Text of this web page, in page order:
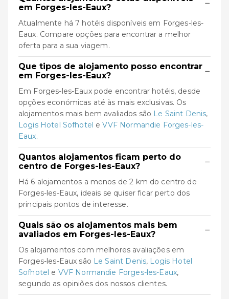
em Forges-les-Eaux?
−
Atualmente há 7 hotéis disponíveis em Forges-les-
Eaux. Compare opções para encontrar a melhor
oferta para a sua viagem.
Que tipos de alojamento posso encontrar
em Forges-les-Eaux?
−
Em Forges-les-Eaux pode encontrar hotéis, desde
opções económicas até às mais exclusivas. Os
alojamentos mais bem avaliados são Le Saint Denis,
Logis Hotel Sofhotel eVVF Normandie Forges-les-
Eaux.
Quantos alojamentos ficam perto do
centro de Forges-les-Eaux?
−
Há 6 alojamentos a menos de 2 km do centro de
Forges-les-Eaux, ideais se quiser ficar perto dos
principais pontos de interesse.
Quais são os alojamentos mais bem
avaliados em Forges-les-Eaux?
−
Os alojamentos com melhores avaliações em
Forges-les-Eaux são Le Saint Denis, Logis Hotel
Sofhotel e VVF Normandie Forges-les-Eaux,
segundo as opiniões dos nossos clientes.